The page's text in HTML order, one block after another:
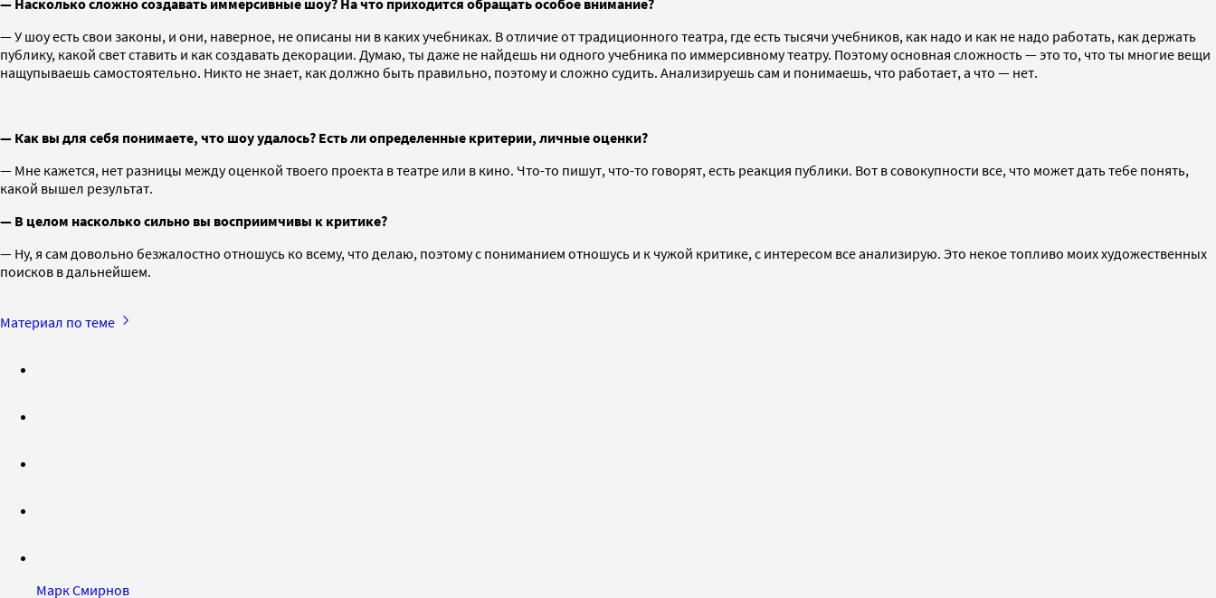
— У шоу есть свои законы, и они, наверное, не описаны ни в каких учебниках. В отличие от традиционного театра, где есть тысячи учебников, как надо и как не надо работать, как держать
публику, какой свет ставить и как создавать декорации. Думаю, ты даже не найдешь ни одного учебника по иммерсивному театру. Поэтому основная сложность — это то, что ты многие вещи
нащупываешь самостоятельно. Никто не знает, как должно быть правильно, поэтому и сложно судить. Анализируешь сам и понимаешь, что работает, а что — нет.
— Как вы для себя понимаете, что шоу удалось? Есть ли определенные критерии, личные оценки?
— Мне кажется, нет разницы между оценкой твоего проекта в театре или в кино. Что-то пишут, что-то говорят, есть реакция публики. Вот в совокупности все, что может дать тебе понять,
какой вышел результат.
— В целом насколько сильно вы восприимчивы к критике?
— Ну, я сам довольно безжалостно отношусь ко всему, что делаю, поэтому с пониманием отношусь и к чужой критике, с интересом все анализирую. Это некое топливо моих художественных
поисков в дальнейшем.
Материал по теме
Марк Смирнов